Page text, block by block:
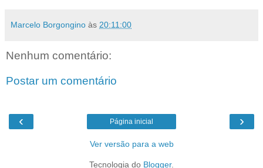
Marcelo Borgongino às 20:11:00
Nenhum comentário:
Postar um comentário
‹ ›
Página inicial
Ver versão para a web
Tecnologia do Blogger.